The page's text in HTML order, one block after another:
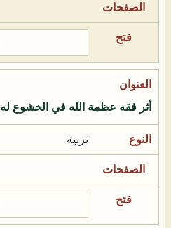
أثر فقه عظمة الله في الخشوع له
تربية